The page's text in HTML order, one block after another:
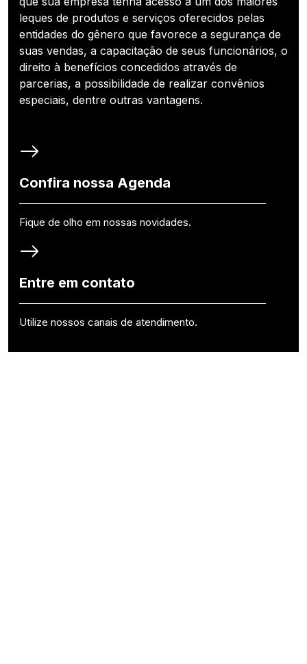
leques de produtos e serviços oferecidos pelas
entidades do gênero que favorece a segurança de
suas vendas, a capacitação de seus funcionários, o
direito à benefícios concedidos através de
parcerias, a possibilidade de realizar convênios
especiais, dentre outras vantagens.
Confira nossa Agenda
Fique de olho em nossas novidades.
Entre em contato
Utilize nossos canais de atendimento.